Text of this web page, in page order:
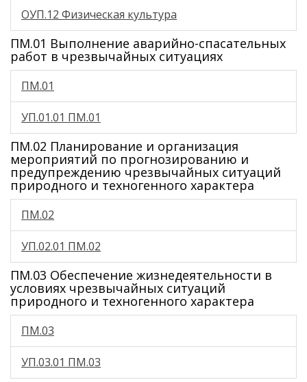
ОУП.12 Физическая культура
ПМ.01 Выполнение аварийно-спасательных
работ в чрезвычайных ситуациях
ПМ.01
УП.01.01 ПМ.01
ПМ.02 Планирование и организация
мероприятий по прогнозированию и
предупреждению чрезвычайных ситуаций
природного и техногенного характера
ПМ.02
УП.02.01 ПМ.02
ПМ.03 Обеспечение жизнедеятельности в
условиях чрезвычайных ситуаций
природного и техногенного характера
ПМ.03
УП.03.01 ПМ.03